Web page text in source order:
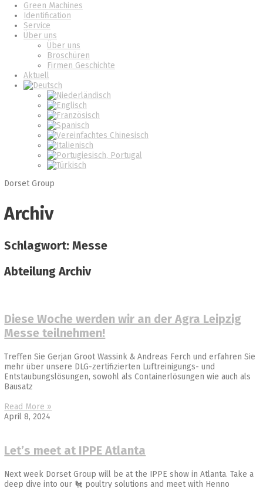
Green Machines
Identification
Service
Über uns
Über uns
Broschüren
Firmen Geschichte
Aktuell
Dorset Group
Archiv
Schlagwort: Messe
Abteilung Archiv
Diese Woche werden wir an der Agra Leipzig
Messe teilnehmen!
Treffen Sie Gerjan Groot Wassink & Andreas Ferch und erfahren Sie
mehr über unsere DLG-zertifizierten Luftreinigungs- und
Entstaubungslösungen, sowohl als Containerlösungen wie auch als
Bausatz
Read More »
April 8, 2024
Let’s meet at IPPE Atlanta
Next week Dorset Group will be at the IPPE show in Atlanta. Take a
deep dive into our 🐔 poultry solutions and meet with Henno